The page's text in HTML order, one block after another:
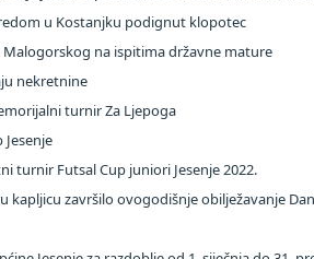
u Kostanjku podignut klopotec
na ispitima državne mature
nekretnine
turnir Za Ljepoga
turnir Futsal Cup juniori Jesenje 2022.
kapljicu završilo ovogodišnje obilježavanje